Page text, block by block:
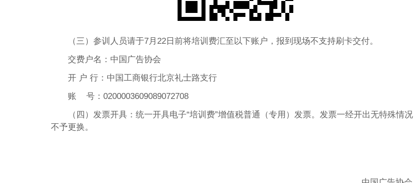
（三）参训人员请于7月22日前将培训费汇至以下账户，报到现场不支持刷卡交付。
交费户名：中国广告协会
开 户 行：中国工商银行北京礼士路支行
账 号：0200003609089072708
（四）发票开具：统一开具电子“培训费”增值税普通（专用）发票。发票一经开出无特殊情况
不予更换。